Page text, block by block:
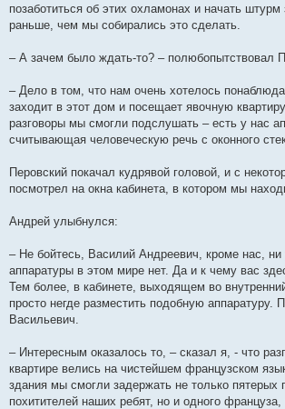
позаботиться об этих охламонах и начать штурм
раньше, чем мы собирались это сделать.
– А зачем было ждать-то? – полюбопытствовал
– Дело в том, что нам очень хотелось
заходит в этот дом и посещает явочную
разговоры мы смогли подслушать – есть у нас
считывающая человеческую речь с оконного
Перовский покачал кудрявой головой, и с
посмотрел на окна кабинета, в котором мы
Андрей улыбнулся:
– Не бойтесь, Василий Андреевич, кроме нас, ни
аппаратуры в этом мире нет. Да и к чему вас
Тем более, в кабинете, выходящем во
просто негде разместить подобную аппаратуру.
Васильевич.
– Интересным оказалось то, – сказал я, - что
квартире велись на чистейшем французском
здания мы смогли задержать не только пятерых
похитителей наших ребят, но и одного